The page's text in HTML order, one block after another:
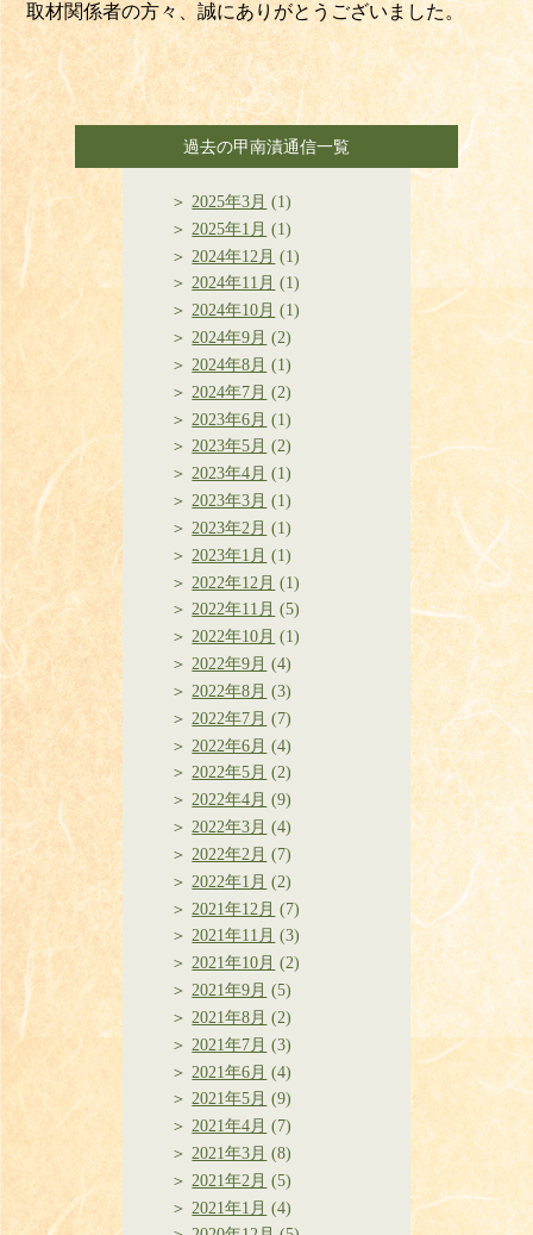
取材関係者の方々、誠にありがとうございました。
過去の甲南漬通信一覧
2025年3月 (1)
2025年1月 (1)
2024年12月 (1)
2024年11月 (1)
2024年10月 (1)
2024年9月 (2)
2024年8月 (1)
2024年7月 (2)
2023年6月 (1)
2023年5月 (2)
2023年4月 (1)
2023年3月 (1)
2023年2月 (1)
2023年1月 (1)
2022年12月 (1)
2022年11月 (5)
2022年10月 (1)
2022年9月 (4)
2022年8月 (3)
2022年7月 (7)
2022年6月 (4)
2022年5月 (2)
2022年4月 (9)
2022年3月 (4)
2022年2月 (7)
2022年1月 (2)
2021年12月 (7)
2021年11月 (3)
2021年10月 (2)
2021年9月 (5)
2021年8月 (2)
2021年7月 (3)
2021年6月 (4)
2021年5月 (9)
2021年4月 (7)
2021年3月 (8)
2021年2月 (5)
2021年1月 (4)